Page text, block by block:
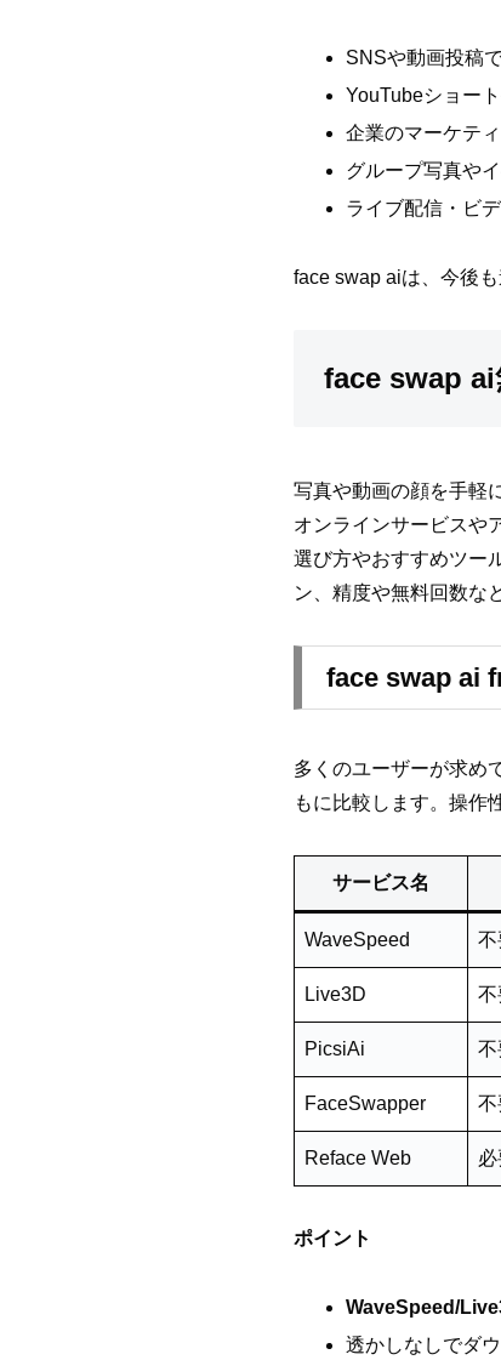
SNSや動画投稿
YouTubeショー
企業のマーケテ
グループ写真や
ライブ配信・ビ
face swap aiは、今後
face swap ai
写真や動画の顔を手軽
オンラインサービスや
選び方やおすすめツー
ン、精度や無料回数な
face swap ai
多くのユーザーが求め
もに比較します。操作
サービス名
WaveSpeed 不
Live3D 不
PicsiAi 不
FaceSwapper 不
Reface Web
ポイント
WaveSpeed/
透かしなしでダ